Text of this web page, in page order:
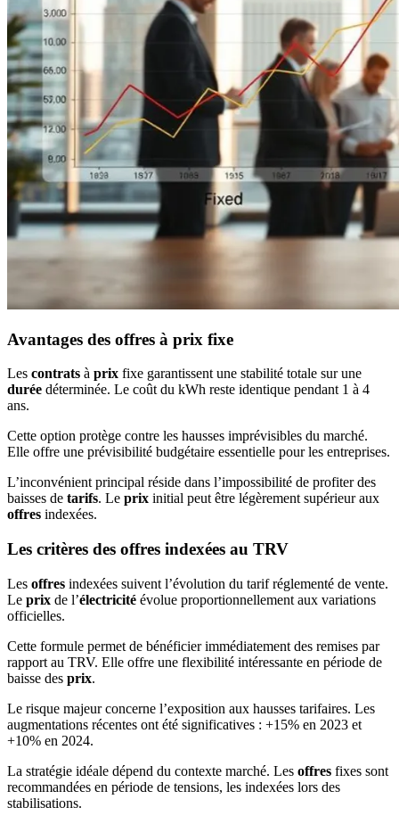
Avantages des offres à prix fixe
Les contrats à prix fixe garantissent une stabilité totale sur une
durée déterminée. Le coût du kWh reste identique pendant 1 à 4
ans.
Cette option protège contre les hausses imprévisibles du marché.
Elle offre une prévisibilité budgétaire essentielle pour les entreprises.
L’inconvénient principal réside dans l’impossibilité de profiter des
baisses de tarifs. Le prix initial peut être légèrement supérieur aux
offres indexées.
Les critères des offres indexées au TRV
Les offres indexées suivent l’évolution du tarif réglementé de vente.
Le prix de l’électricité évolue proportionnellement aux variations
officielles.
Cette formule permet de bénéficier immédiatement des remises par
rapport au TRV. Elle offre une flexibilité intéressante en période de
baisse des prix.
Le risque majeur concerne l’exposition aux hausses tarifaires. Les
augmentations récentes ont été significatives : +15% en 2023 et
+10% en 2024.
La stratégie idéale dépend du contexte marché. Les offres fixes sont
recommandées en période de tensions, les indexées lors des
stabilisations.